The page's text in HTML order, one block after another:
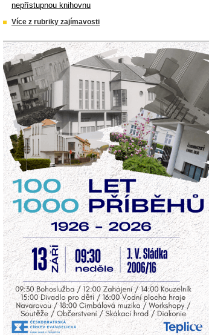
nepřístupnou knihovnu
Více z rubriky zajímavosti